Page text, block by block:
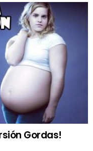
Gordas!